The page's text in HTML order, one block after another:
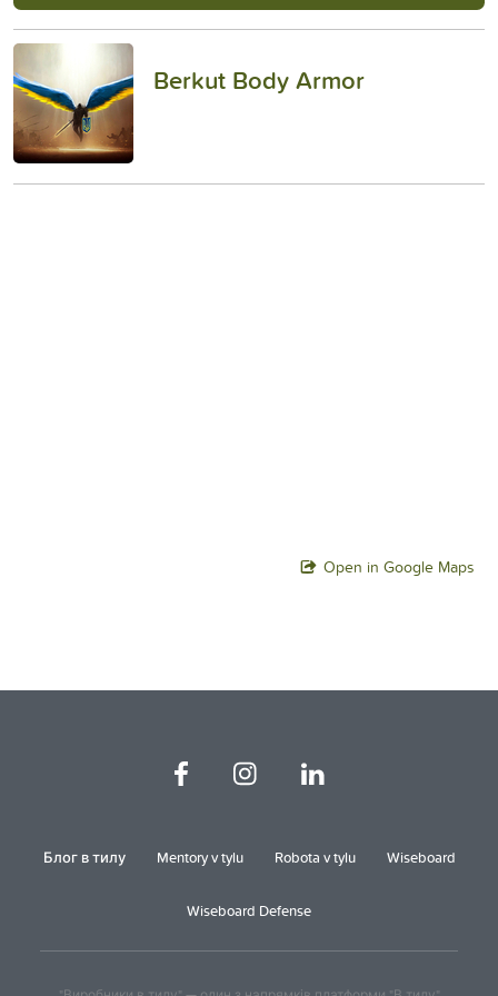
Berkut Body Armor
Open in Google Maps
Блог в тилу Mentory v tylu Robota v tylu Wiseboard
Wiseboard Defense